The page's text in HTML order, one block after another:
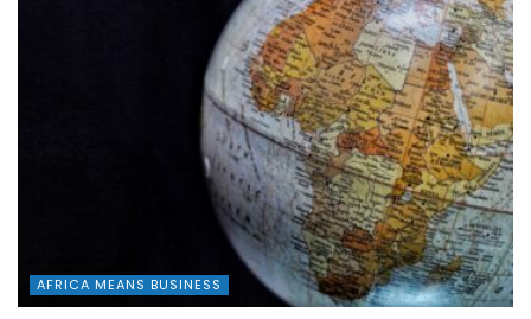
AFRICA MEANS BUSINESS